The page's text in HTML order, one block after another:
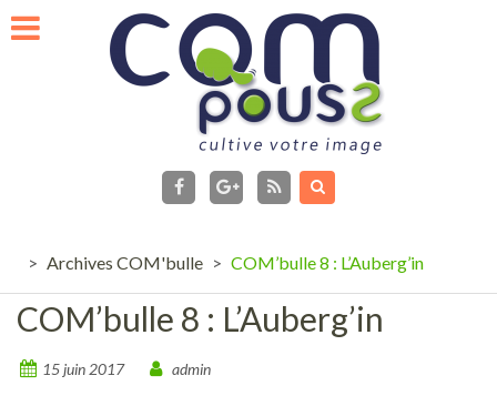
Skip
to
facebook
Flux
> Archives COM'bulle > COM’bulle 8 : L’Auberg’in
COM’bulle 8 : L’Auberg’in
15 juin 2017 admin